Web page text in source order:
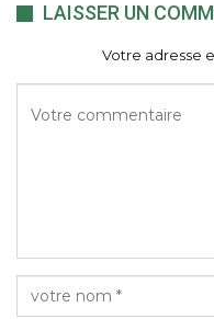
LAISSER UN
Votre adresse